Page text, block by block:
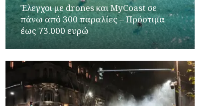
Έλεγχοι με drones και MyCoast σε
πάνω από 300 παραλίες – Πρόστιμα
έως 73.000 ευρώ